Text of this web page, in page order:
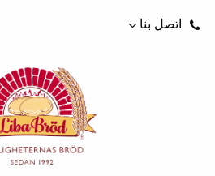
اتصل بنا